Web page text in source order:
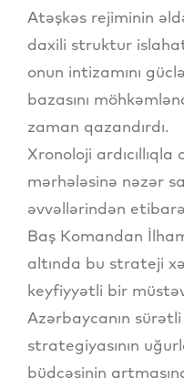
Atəşkəs rejiminin
daxili struktur
onun intizamını
bazasını
zaman qazandırdı.
Xronoloji
mərhələsinə nəzər
əvvəllərindən
Baş Komandan
altında bu strateji
keyfiyyətli bir
Azərbaycanın
strategiyasının
büdcəsinin